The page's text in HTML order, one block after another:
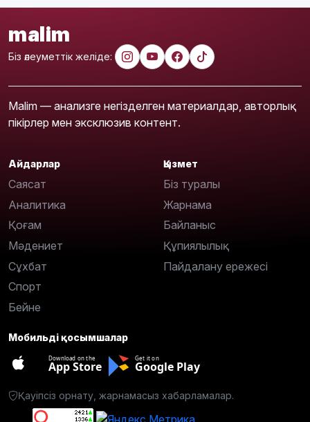
malim
Біз әлеуметтік желіде:
Malim — анализге негізделген материалдар, авторлық
пікірлер мен эксклюзив контент.
Айдарлар
Саясат
Аналитика
Қоғам
Мәдениет
Сұхбат
Спорт
Бейне
Қызмет
Біз туралы
Жарнама
Байланыс
Құпиялылық
Пайдалану ережесі
Мобильді қосымшалар
Download on the
App Store
Get it on
Google Play
Қауіпсіз орнату, жарнамасыз хабарламалар.